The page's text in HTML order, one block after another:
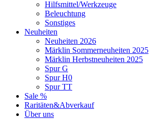
Hilfsmittel/Werkzeuge
Beleuchtung
Sonstiges
Neuheiten
Neuheiten 2026
Märklin Sommerneuheiten 2025
Märklin Herbstneuheiten 2025
Spur G
Spur H0
Spur TT
Sale %
Raritäten&Abverkauf
Über uns